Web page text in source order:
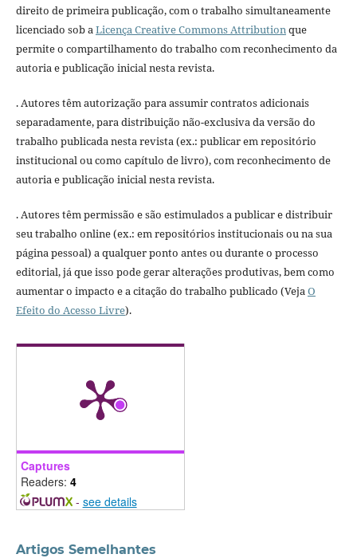
direito de primeira publicação, com o trabalho simultaneamente
licenciado sob aLicença Creative Commons Attributionque
permite o compartilhamento do trabalho com reconhecimento da
autoria e publicação inicial nesta revista.
. Autores têm autorização para assumir contratos adicionais
separadamente, para distribuição não-exclusiva da versão do
trabalho publicada nesta revista (ex.: publicar em repositório
institucional ou como capítulo de livro), com reconhecimento de
autoria e publicação inicial nesta revista.
. Autores têm permissão e são estimulados a publicar e distribuir
seu trabalho online (ex.: em repositórios institucionais ou na sua
página pessoal) a qualquer ponto antes ou durante o processo
editorial, já que isso pode gerar alterações produtivas, bem como
aumentar o impacto e a citação do trabalho publicado (VejaO
Efeito do Acesso Livre).
Captures
Readers: 4
- see details
Artigos Semelhantes